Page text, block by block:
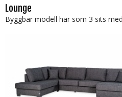
Lounge
Byggbar modell här som 3 sits